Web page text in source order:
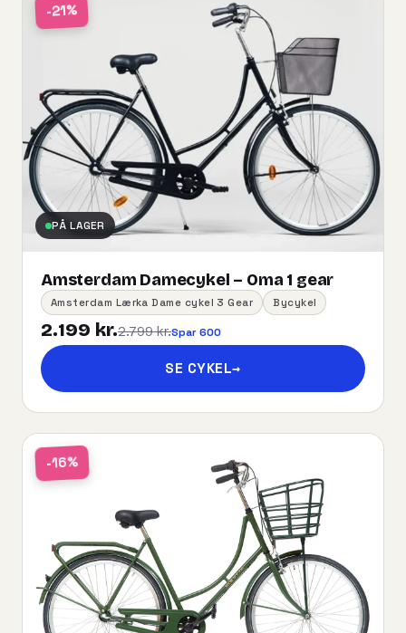
-21%
PÅ LAGER
Amsterdam Damecykel – Oma 1 gear
Amsterdam Lærka Dame cykel 3 Gear Bycykel
2.199 kr.2.799 kr.Spar 600
SE CYKEL→
-16%